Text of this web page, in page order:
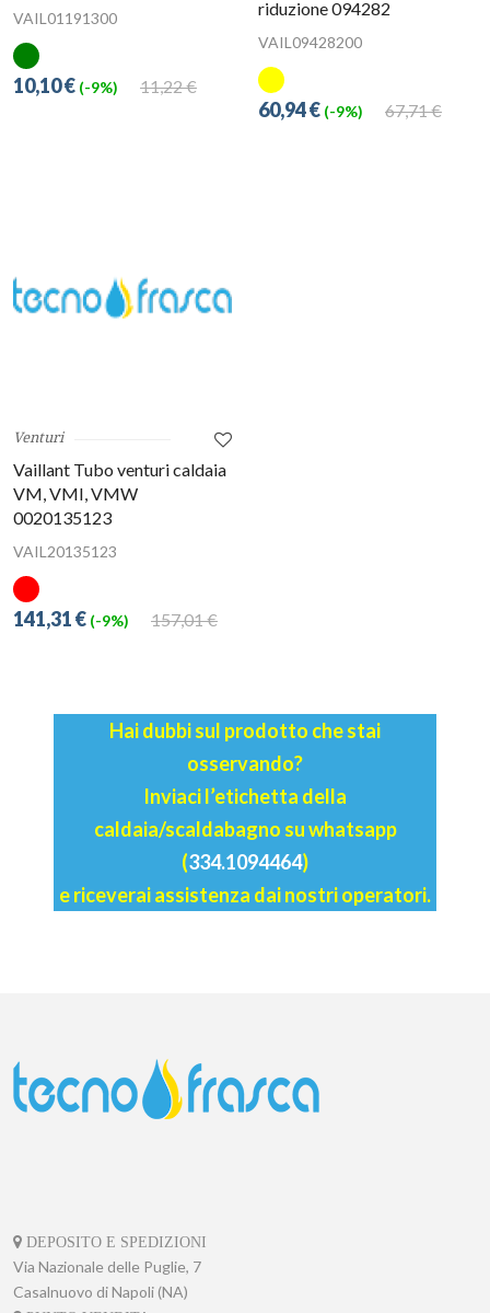
VAIL01191300
11,22 €
10,10 € (-9%)
riduzione 094282
VAIL09428200
67,71 €
60,94 € (-9%)
Venturi
Vaillant Tubo venturi caldaia
VM, VMI, VMW
0020135123
VAIL20135123
157,01 €
141,31 € (-9%)
Hai dubbi sul prodotto che stai
osservando?
Inviaci l’etichetta della
caldaia/scaldabagno su whatsapp
(334.1094464)
e riceverai assistenza dai nostri operatori.
DEPOSITO E SPEDIZIONI
Via Nazionale delle Puglie, 7
Casalnuovo di Napoli (NA)